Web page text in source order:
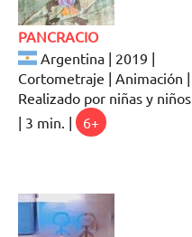
PANCRACIO
Argentina | 2019 |
Cortometraje | Animación |
Realizado por niñas y niños
| 3 min. |
6+